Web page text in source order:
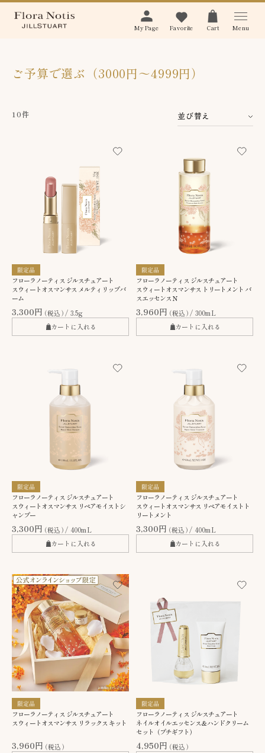
My Page Favorite Cart Menu
ご予算で選ぶ（3000円～4999円）
10件 並び替え
フローラノーティス ジルスチュアート
スウィートオスマンサス メルティリップバ
ーム
3,300円（税込） 3.5g
カートに入れる
フローラノーティス ジルスチュアート
スウィートオスマンサス トリートメント バ
スエッセンスＮ
3,960円（税込） 300mL
カートに入れる
フローラノーティス ジルスチュアート
スウィートオスマンサス リペアモイストシ
ャンプー
3,300円（税込） 400mL
カートに入れる
フローラノーティス ジルスチュアート
スウィートオスマンサス リペアモイストト
リートメント
3,300円（税込） 400mL
カートに入れる
フローラノーティス ジルスチュアート
スウィートオスマンサス リラックス キット
3,960円（税込）
フローラノーティス ジルスチュアート
ネイルオイルエッセンス＆ハンドクリーム
セット（プチギフト）
4,950円（税込）